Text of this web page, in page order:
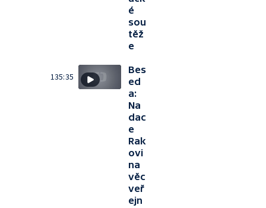
é
sou
těž
e
135:35
Bes
ed
a:
Na
dac
e
Rak
ovi
na
věc
veř
ejn